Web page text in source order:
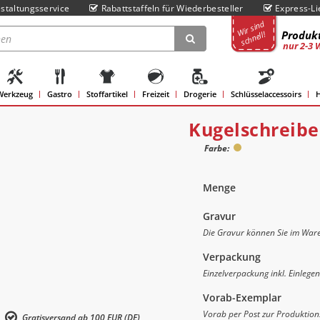
Rabattstaffeln für Wiederbesteller Express-
Wir sind
schnell! nur 2-3
Gastro Stoffartikel Freizeit Drogerie Schlüsselaccessoirs
Gratisversand ab 100 EUR (DE)
Farbe:
Menge
Gravur
Die Gravur können Sie im
Verpackung
Einzelverpackung inkl.
Vorab-Exemplar
Vorab per Post zur